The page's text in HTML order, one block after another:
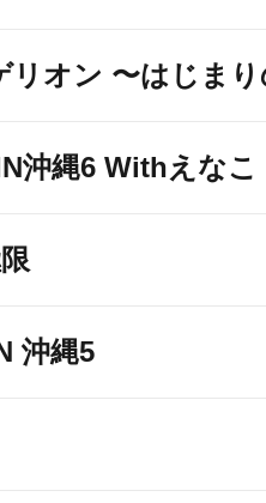
リオン 〜はじま
沖縄6 Withえなこ
沖縄5